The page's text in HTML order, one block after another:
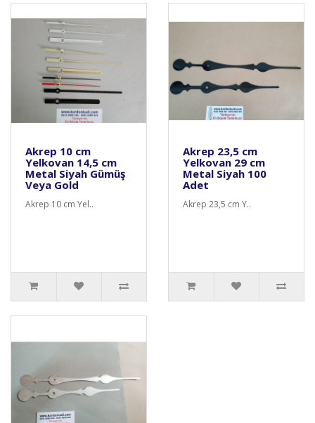
Akrep 10 cm
Yelkovan 14,5 cm
Metal Siyah Gümüş
Veya Gold
Akrep 10 cm Yel..
Akrep 23,5 cm
Yelkovan 29 cm
Metal Siyah 100
Adet
Akrep 23,5 cm Y..